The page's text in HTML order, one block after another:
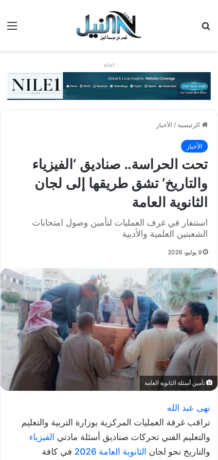
nile1
الرئيسية / الأخبار
الأخبار
تحت الحراسة.. صناديق ‘الفيزياء
والتاريخ’ تشق طريقها إلى لجان
الثانوية العامة
استنفار في غرف العمليات لتأمين وصول امتحانات
الشعبتين العلمية والأدبية
9 يوليو، 2026
تأمين أسئلة الثانوية العامة
نهى عبد الله
تراقب غرفة العمليات المركزية بوزارة التربية والتعليم
والتعليم الفني تحركات صناديق أسئلة مادتي الفيزياء
والتاريخ نحو لجان الثانوية العامة 2026
في كافة